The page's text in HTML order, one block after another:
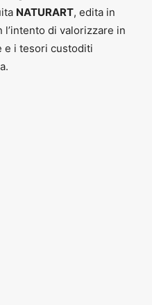
NATURART, edita in
l’intento di valorizzare in
e i tesori custoditi